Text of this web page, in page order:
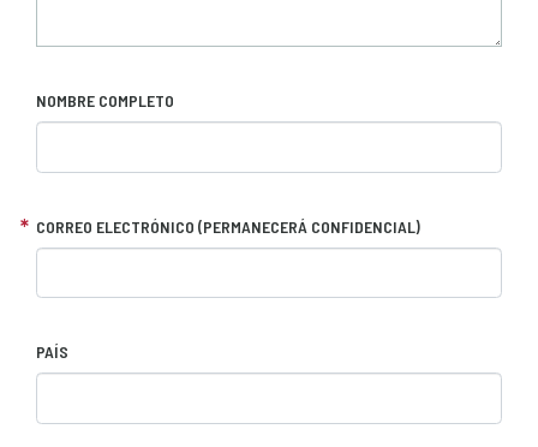
NOMBRE COMPLETO
CORREO ELECTRÓNICO (PERMANECERÁ CONFIDENCIAL)
PAÍS